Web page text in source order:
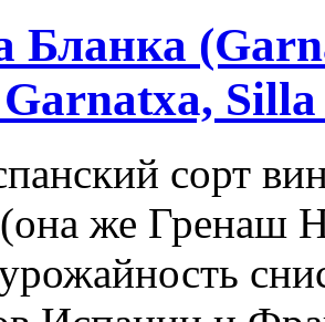
Бланка
сорт
же Гренаш